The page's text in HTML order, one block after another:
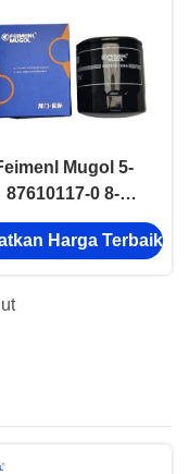
Mugol 5-
87610117-0 8-
1 Filter
8971482701
Harga Terbaik